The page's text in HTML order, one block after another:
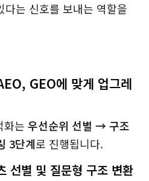
는 신호를 보내는 역할을
GEO에 맞게 업그레
화는 우선순위 선별 → 구조
3단계로 진행됩니다.
선별 및 질문형 구조 변환